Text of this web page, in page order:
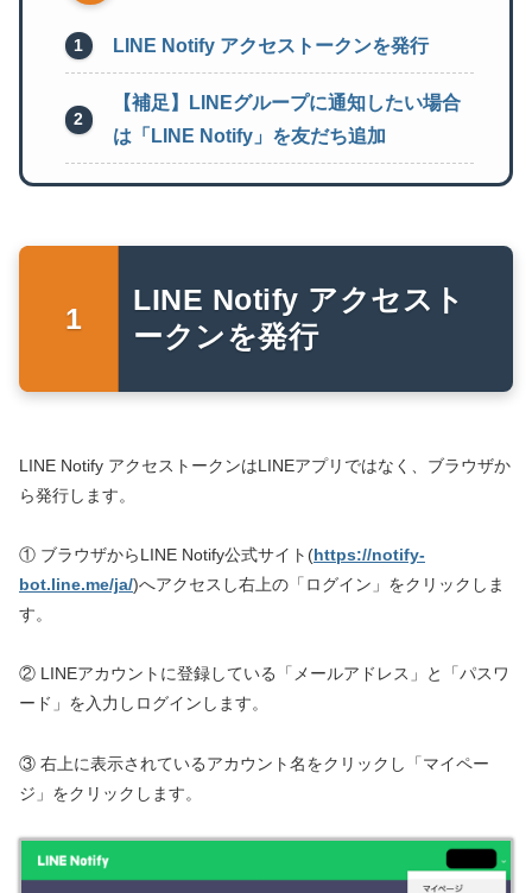
LINE Notify アクセストークンを発行
【補足】LINEグループに通知したい場合
は「LINE Notify」を友だち追加
LINE Notify アクセスト
ークンを発行
LINE Notify アクセストークンはLINEアプリではなく、ブラウザか
ら発行します。
① ブラウザからLINE Notify公式サイト(https://notify-
bot.line.me/ja/)へアクセスし右上の「ログイン」をクリックしま
す。
② LINEアカウントに登録している「メールアドレス」と「パスワ
ード」を入力しログインします。
③ 右上に表示されているアカウント名をクリックし「マイペー
ジ」をクリックします。